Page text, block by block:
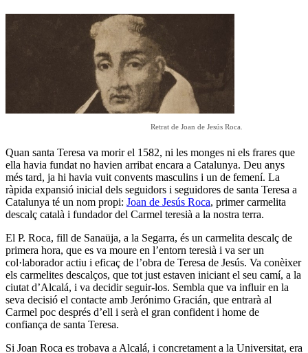
Retrat de Joan de Jesús Roca.
Quan santa Teresa va morir el 1582, ni les monges ni els frares que
ella havia fundat no havien arribat encara a Catalunya. Deu anys
més tard, ja hi havia vuit convents masculins i un de femení. La
ràpida expansió inicial dels seguidors i seguidores de santa Teresa a
Catalunya té un nom propi: Joan de Jesús Roca, primer carmelita
descalç català i fundador del Carmel teresià a la nostra terra.
El P. Roca, fill de Sanaüja, a la Segarra, és un carmelita descalç de
primera hora, que es va moure en l’entorn teresià i va ser un
col·laborador actiu i eficaç de l’obra de Teresa de Jesús. Va conèixer
els carmelites descalços, que tot just estaven iniciant el seu camí, a la
ciutat d’Alcalá, i va decidir seguir-los. Sembla que va influir en la
seva decisió el contacte amb Jerónimo Gracián, que entrarà al
Carmel poc després d’ell i serà el gran confident i home de
confiança de santa Teresa.
Si Joan Roca es trobava a Alcalá, i concretament a la Universitat, era